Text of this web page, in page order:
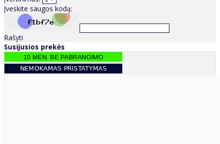
Įveskite saugos kodą:
Rašyti
Susijusios prekės